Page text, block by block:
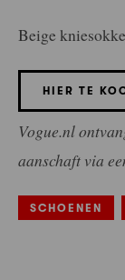
Beige
HIER TE
Vogue.nl
aanschaft via
SCHOENEN